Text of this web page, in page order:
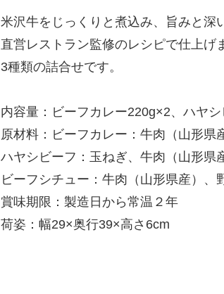
米沢牛をじっくりと煮込み、旨みと深
直営レストラン監修のレシピで仕上
3種類の詰合せです。
内容量：ビーフカレー220g×2、ハヤ
原材料：ビーフカレー：牛肉（山形
ハヤシビーフ：玉ねぎ、牛肉（山形県
ビーフシチュー：牛肉（山形県産）
賞味期限：製造日から常温２年
荷姿：幅29×奥行39×高さ6cm